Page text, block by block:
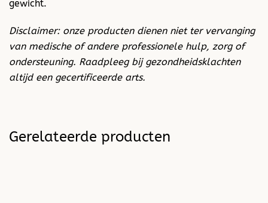
gewicht.
Disclaimer: onze producten dienen niet ter vervanging
van medische of andere professionele hulp, zorg of
ondersteuning. Raadpleeg bij gezondheidsklachten
altijd een gecertificeerde arts.
Gerelateerde producten